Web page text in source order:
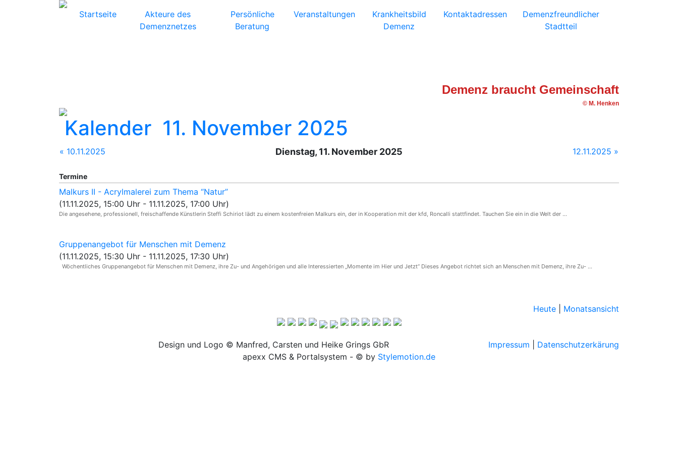
Startseite
Akteure des
Demenznetzes
Persönliche
Beratung
Veranstaltungen
Krankheitsbild
Demenz
Kontaktadressen
Demenzfreundlicher
Stadtteil
Demenz braucht Gemeinschaft
© M. Henken
Kalender 11. November 2025
« 10.11.2025 Dienstag, 11. November 2025 12.11.2025 »
Termine
Malkurs II - Acrylmalerei zum Thema “Natur”
(11.11.2025, 15:00 Uhr - 11.11.2025, 17:00 Uhr)
Die angesehene, professionell, freischaffende Künstlerin Steffi Schiriot lädt zu einem kostenfreien Malkurs ein, der in Kooperation mit der kfd, Roncalli stattfindet. Tauchen Sie ein in die Welt der ...
Gruppenangebot für Menschen mit Demenz
(11.11.2025, 15:30 Uhr - 11.11.2025, 17:30 Uhr)
Wöchentliches Gruppenangebot für Menschen mit Demenz, ihre Zu- und Angehörigen und alle Interessierten „Momente im Hier und Jetzt“ Dieses Angebot richtet sich an Menschen mit Demenz, ihre Zu- ...
Heute Monatsansicht
Design und Logo © Manfred, Carsten und Heike Grings GbR Impressum
Datenschutzerkärung
apexx CMS & Portalsystem - © by Stylemotion.de